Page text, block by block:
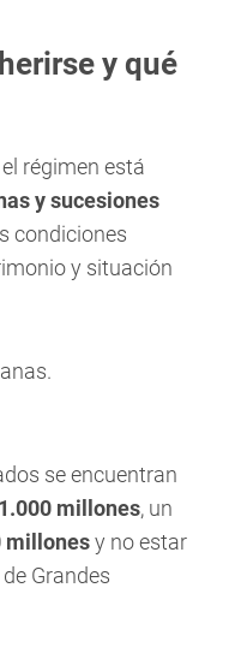
y qué
régimen está
y sucesiones
condiciones
y situación
se encuentran
millones, un
millonesy no estar
Grandes